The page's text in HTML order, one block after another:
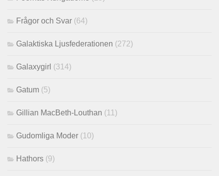
Frågor och Svar (64)
Galaktiska Ljusfederationen (272)
Galaxygirl (314)
Gatum (5)
Gillian MacBeth-Louthan (11)
Gudomliga Moder (10)
Hathors (9)